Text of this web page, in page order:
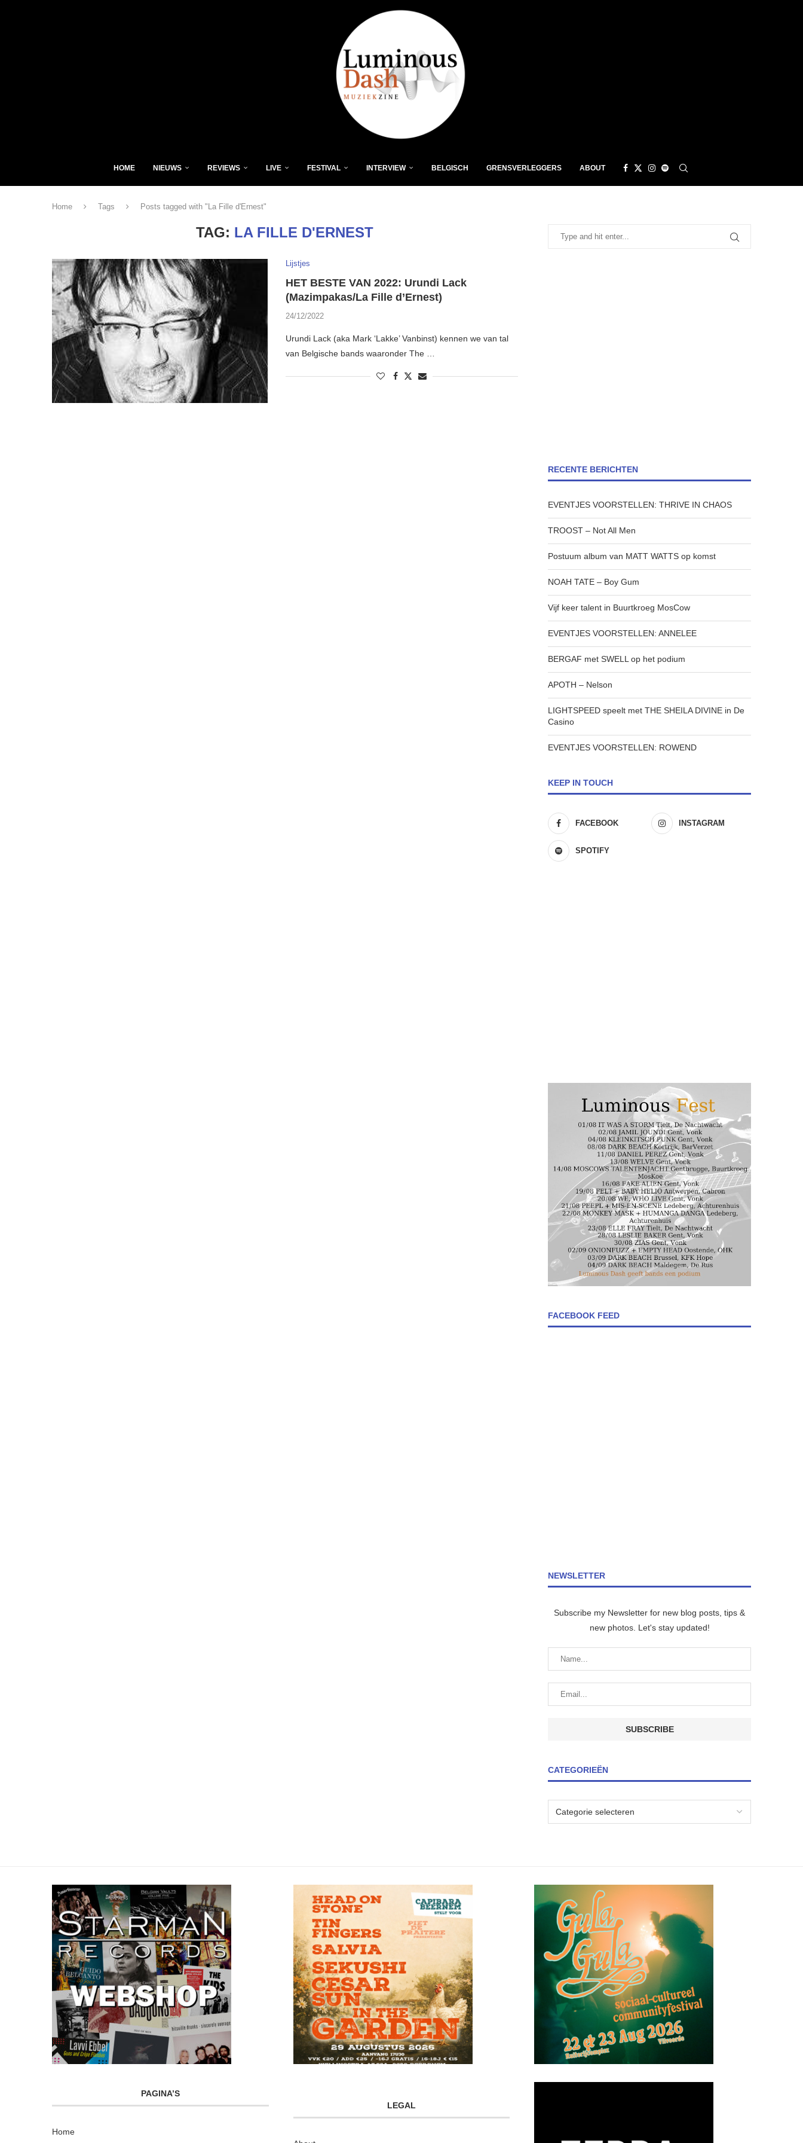
HOME NIEUWS REVIEWS LIVE FESTIVAL INTERVIEW BELGISCH GRENSVERLEGGERS ABOUT
Home Tags Posts tagged with "La Fille d'Ernest"
TAG: LA FILLE D'ERNEST
Lijstjes
HET BESTE VAN 2022: Urundi Lack
(Mazimpakas/La Fille d’Ernest)
24/12/2022
Urundi Lack (aka Mark ‘Lakke’ Vanbinst) kennen we van tal
van Belgische bands waaronder The …
RECENTE BERICHTEN
EVENTJES VOORSTELLEN: THRIVE IN CHAOS
TROOST – Not All Men
Postuum album van MATT WATTS op komst
NOAH TATE – Boy Gum
Vijf keer talent in Buurtkroeg MosCow
EVENTJES VOORSTELLEN: ANNELEE
BERGAF met SWELL op het podium
APOTH – Nelson
LIGHTSPEED speelt met THE SHEILA DIVINE in De
Casino
EVENTJES VOORSTELLEN: ROWEND
KEEP IN TOUCH
FACEBOOK INSTAGRAM
SPOTIFY
FACEBOOK FEED
NEWSLETTER
Subscribe my Newsletter for new blog posts, tips &
new photos. Let's stay updated!
CATEGORIEËN
PAGINA’S
Home
LEGAL